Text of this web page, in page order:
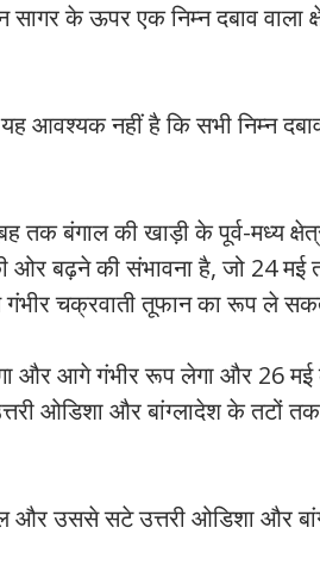
के ऊपर एक निम्न दबाव वाला
आवश्यक नहीं है कि सभी निम्न
बंगाल की खाड़ी के पूर्व-मध्य
ओर बढ़ने की संभावना है, जो 24
चक्रवाती तूफान का रूप ले
और आगे गंभीर रूप लेगा और 26
ओडिशा और बांग्लादेश के तटों
और उससे सटे उत्तरी ओडिशा और